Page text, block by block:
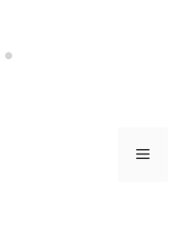
Menu